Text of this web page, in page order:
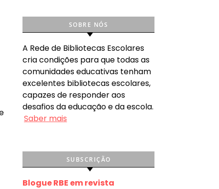
SOBRE NÓS
A Rede de Bibliotecas Escolares
cria condições para que todas as
comunidades educativas tenham
excelentes bibliotecas escolares,
capazes de responder aos
desafios da educação e da escola.
Saber mais
SUBSCRIÇÃO
Blogue RBE em revista